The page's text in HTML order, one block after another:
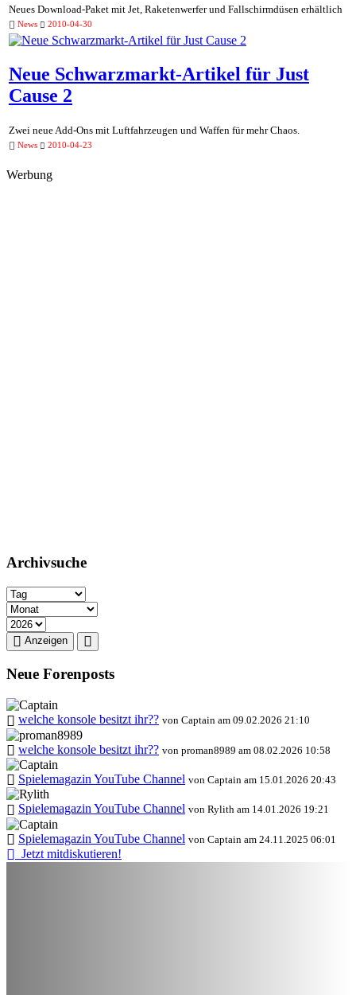
Neues Download-Paket mit Jet, Raketenwerfer und Fallschirmdüsen erhältlich
News 2010-04-30
Neue Schwarzmarkt-Artikel für Just
Cause 2
Zwei neue Add-Ons mit Luftfahrzeugen und Waffen für mehr Chaos.
News 2010-04-23
Werbung
Archivsuche
Anzeigen
Neue Forenposts
welche konsole besitzt ihr?? von Captain am 09.02.2026 21:10
welche konsole besitzt ihr?? von proman8989 am 08.02.2026 10:58
Spielemagazin YouTube Channel von Captain am 15.01.2026 20:43
Spielemagazin YouTube Channel von Rylith am 14.01.2026 19:21
Spielemagazin YouTube Channel von Captain am 24.11.2025 06:01
Jetzt mitdiskutieren!